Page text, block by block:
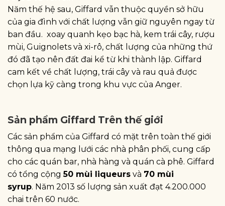
Năm thế hệ sau, Giffard vẫn thuộc quyền sở hữu
của gia đình với chất lượng vẫn giữ nguyên ngay từ
ban đầu. xoay quanh kẹo bạc hà, kem trái cây, rượu
mùi, Guignolets và xi-rô, chất lượng của những thứ
đó đã tạo nên đất đai kể từ khi thành lập. Giffard
cam kết về chất lượng, trái cây và rau quả được
chọn lựa kỹ càng trong khu vực của Anger.
Sản phẩm Giffard Trên thế giới
Các sản phẩm của Giffard có mặt trên toàn thế giới
thông qua mạng lưới các nhà phân phối, cung cấp
cho các quán bar, nhà hàng và quán cà phê. Giffard
có tổng cộng50 mùi liqueurs và 70 mùi
syrup. Năm 2013 số lượng sản xuất đạt 4.200.000
chai trên 60 nước.